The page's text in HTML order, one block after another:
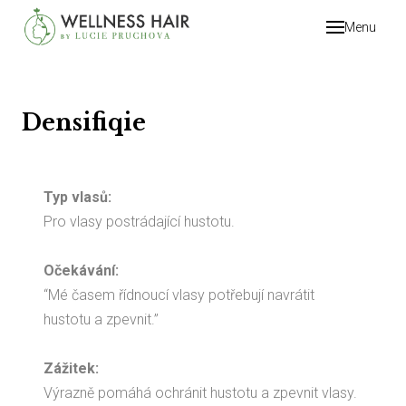
Menu
Densifiqie
Typ vlasů:
Pro vlasy postrádající hustotu.
Očekávání:
“Mé časem řídnoucí vlasy potřebují navrátit
hustotu a zpevnit.”
Zážitek:
Výrazně pomáhá ochránit hustotu a zpevnit vlasy.